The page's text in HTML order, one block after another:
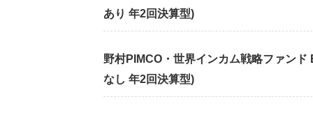
あり 年2回決算型)
野村PIMCO・世界インカム戦略ファンド
なし 年2回決算型)